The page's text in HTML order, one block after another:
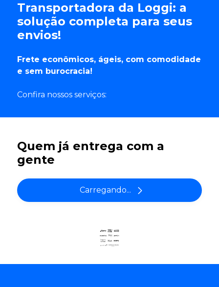
Transportadora da Loggi: a
solução completa para seus
envios!
Frete econômicos, ágeis, com comodidade
e sem burocracia!
Confira nossos serviços:
Quem já entrega com a
gente
Carregando...